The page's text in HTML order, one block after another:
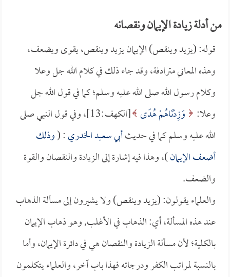
من أدلة زيادة الإيمان ونقصانه
قوله: (يزيد وينقص) الإيمان يزيد وينقص، يقوى ويضعف،
وهذه المعاني مترادفة، وقد جاء ذلك في كلام الله جل وعلا
وكلام رسول الله صلى الله عليه وسلم؛ كما في قول الله جل
وعلا:
وَزِدْنَاهُمْ هُدًى
[الكهف:13]، وفي قول النبي صلى
الله عليه وسلم كما في حديثأبي سعيد الخدري: (وذلك
أضعف الإيمان)، وهذا فيه إشارة إلى الزيادة والنقصان والقوة
والضعف.
والعلماء يقولون: (يزيد وينقص) ولا يشيرون إلى مسألة الذهاب
عند هذه المسألة، أي: الذهاب في الأغلب, وهو ذهاب الإيمان
بالكلية؛ لأن مسألة الزيادة والنقصان هي في دائرة الإيمان، وأما
بالنسبة لمراتب الكفر ودرجاته فهذا باب آخر، والعلماء يتكلمون